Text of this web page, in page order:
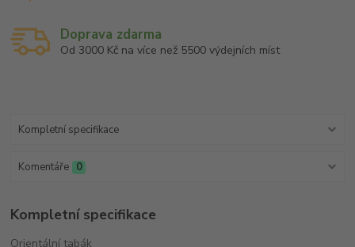
Doprava zdarma
Od 3000 Kč na více než 5500 výdejních míst
Kompletní specifikace
Komentáře 0
Kompletní specifikace
Orientální tabák